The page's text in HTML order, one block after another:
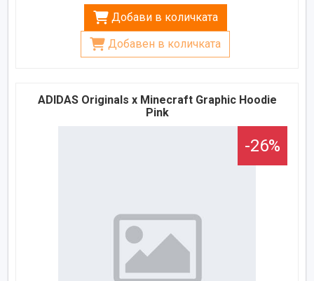
Добави в количката
Добавен в количката
ADIDAS Originals x Minecraft Graphic Hoodie
Pink
-26%